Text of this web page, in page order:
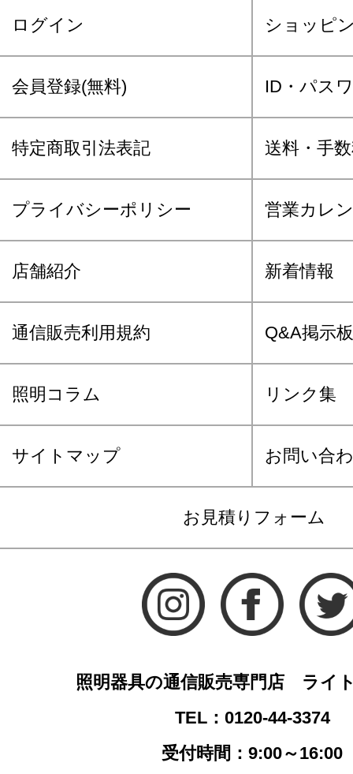
ログイン ショッピ
会員登録(無料) ID・パス
特定商取引法表記 送料・手
プライバシーポリシー 営業カレ
店舗紹介 新着情報
通信販売利用規約 Q&A掲示板
照明コラム リンク集
サイトマップ お問い合
お見積りフォーム
照明器具の通信販売専門店 ライ
TEL：0120-44-3374
受付時間：9:00～16:00